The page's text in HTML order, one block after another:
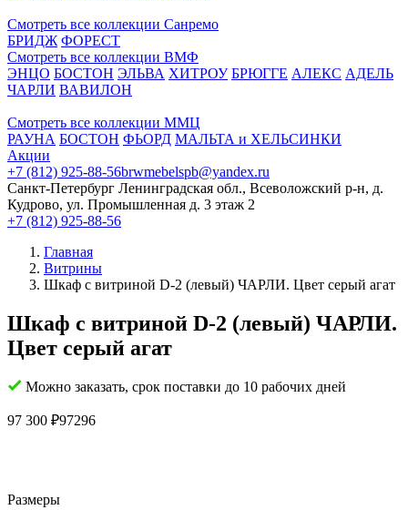
Смотреть все коллекции Санремо
БРИДЖ ФОРЕСТ
Смотреть все коллекции ВМФ
ЭНЦО БОСТОН ЭЛЬВА ХИТРОУ БРЮГГЕ АЛЕКС АДЕЛЬ
ЧАРЛИ ВАВИЛОН
Смотреть все коллекции ММЦ
РАУНА БОСТОН ФЬОРД МАЛЬТА и ХЕЛЬСИНКИ
Акции
+7 (812) 925-88-56brwmebelspb@yandex.ru
Санкт-Петербург Ленинградская обл., Всеволожский р-н, д.
Кудрово, ул. Промышленная д. 3 этаж 2
+7 (812) 925-88-56
Главная
Витрины
Шкаф с витриной D-2 (левый) ЧАРЛИ. Цвет серый агат
Шкаф с витриной D-2 (левый) ЧАРЛИ.
Цвет серый агат
Можно заказать, срок поставки до 10 рабочих дней
97 300 ₽97296
Размеры